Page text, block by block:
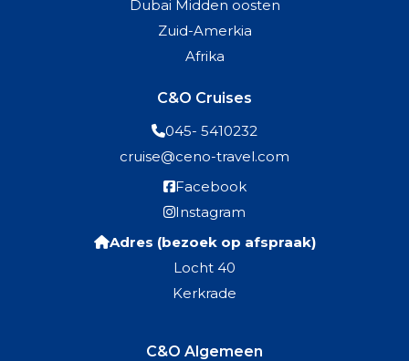
Dubai Midden oosten
Zuid-Amerkia
Afrika
C&O Cruises
045- 5410232
cruise@ceno-travel.com
Facebook
Instagram
Adres (bezoek op afspraak)
Locht 40
Kerkrade
C&O Algemeen